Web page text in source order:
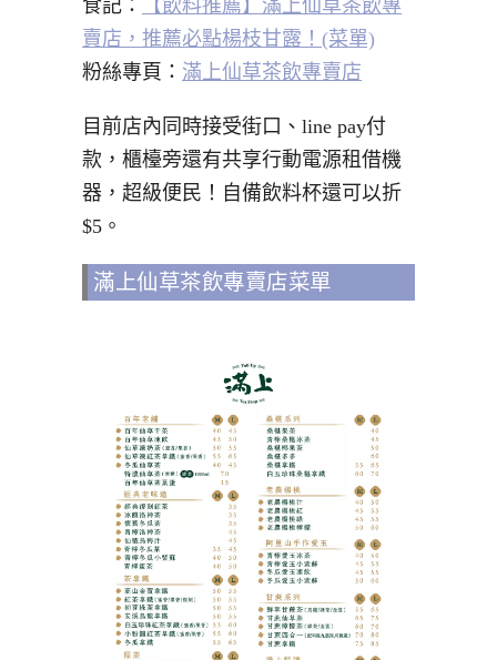
食記：
【飲料推薦】滿上仙草茶飲專
賣店，推薦必點楊枝甘露！(菜單)
粉絲專頁： 滿上仙草茶飲專賣店
目前店內同時接受街口、line pay付
款，櫃檯旁還有共享行動電源租借機
器，超級便民！自備飲料杯還可以折
$5。
滿上仙草茶飲專賣店菜單